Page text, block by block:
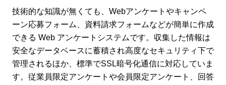
技術的な知識が無くても、Webアンケートやキャンペ
ーン応募フォーム、資料請求フォームなどが簡単に作成
できる Web アンケートシステムです。収集した情報は
安全なデータベースに蓄積され高度なセキュリティ下で
管理されるほか、標準でSSL暗号化通信に対応していま
す。従業員限定アンケートや会員限定アンケート、回答